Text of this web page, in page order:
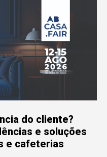
do cliente?
e soluções
e cafeterias